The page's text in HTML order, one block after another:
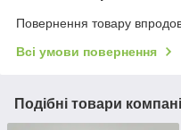
Повернення товару
Всі умови повернення
Подібні товари